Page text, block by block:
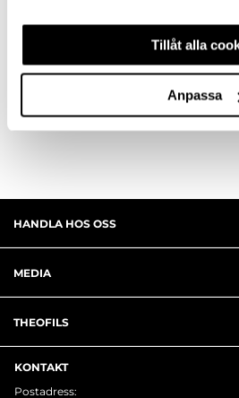
Tillåt alla
Anpassa
HANDLA HOS OSS
MEDIA
THEOFILS
KONTAKT
Postadress: